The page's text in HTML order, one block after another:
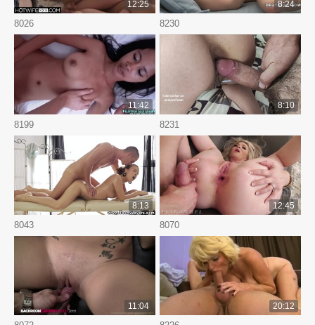
8026
12:25
8230
8:24
8199
11:42
8231
8:10
8043
8:13
8070
12:45
11:04 20:12